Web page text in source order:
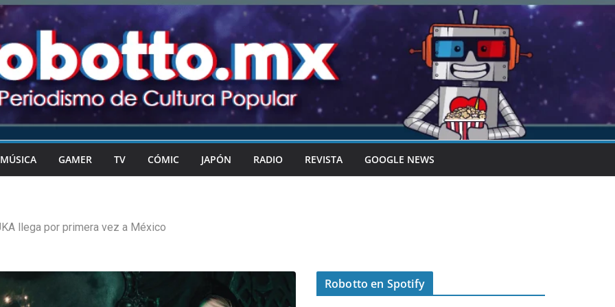
MÚSICA GAMER TV CÓMIC JAPÓN RADIO REVISTA GOOGLE NEWS
llega por primera vez a México
Robotto en Spotify